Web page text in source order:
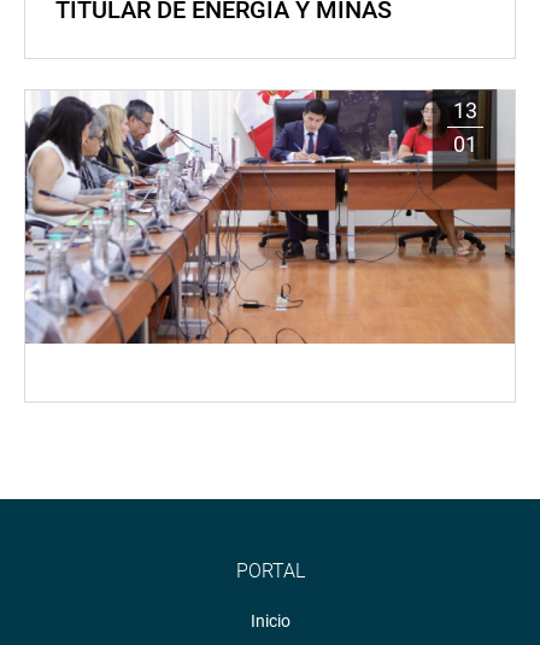
TITULAR DE ENERGÍA Y MINAS
13
01
PORTAL
Inicio